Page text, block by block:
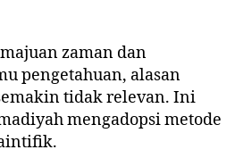
zaman dan
pengetahuan, alasan
tidak relevan. Ini
mengadopsi metode